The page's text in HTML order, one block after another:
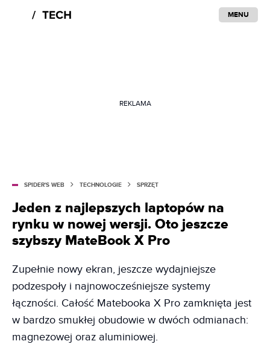
MENU
REKLAMA
SPIDER'S WEB TECHNOLOGIE SPRZĘT
Jeden z najlepszych laptopów na
rynku w nowej wersji. Oto jeszcze
szybszy MateBook X Pro
Zupełnie nowy ekran, jeszcze wydajniejsze
podzespoły i najnowocześniejsze systemy
łączności. Całość Matebooka X Pro zamknięta jest
w bardzo smukłej obudowie w dwóch odmianach:
magnezowej oraz aluminiowej.